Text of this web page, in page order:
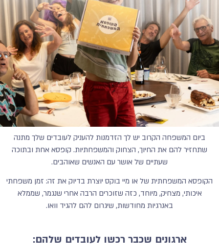
ביום המשפחה הקרוב יש לך הזדמנות להעניק לעובדים שלך מתנה
שתחזיר להם את החיוך, הצחוק והמשפחתיות. קופסא אחת ובתוכה
שעתיים של אושר עם האנשים שאוהבים.
הקופסא המשפחתית של או מיי בוקס יוצרת בדיוק את זה: זמן משפחתי
איכותי, מצחיק, מיוחד, כזה שזוכרים הרבה אחרי שנגמר, שממלא
באנרגיות מחודשות, שיגרום להם להגיד וואו.
ארגונים שכבר רכשו לעובדים שלהם: